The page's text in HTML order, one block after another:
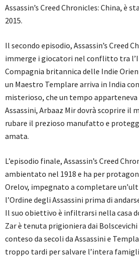
Assassin’s Creed Chronicles: China, è
2015.
Il secondo episodio, Assassin’s Creed
immerge i giocatori nel conflitto tra
Compagnia britannica delle Indie
un Maestro Templare arriva in India
misterioso, che un tempo apparteneva
Assassini, Arbaaz Mir dovrà scoprire il
rubare il prezioso manufatto e
amata.
L’episodio finale, Assassin’s Creed
ambientato nel 1918 e ha per
Orelov, impegnato a completare
l’Ordine degli Assassini prima di
Il suo obiettivo è infiltrarsi nella casa
Zar è tenuta prigioniera dai
conteso da secoli da Assassini e
troppo tardi per salvare l’intera